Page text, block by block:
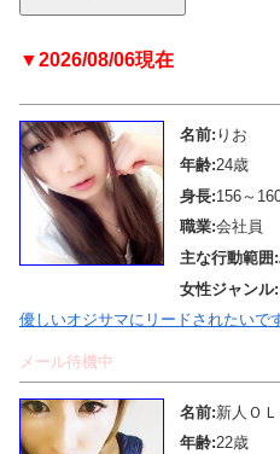
▼2026/08/06現在
名前: りお
年齢:24歳
身長:156～
職業:会社員
主な行動範囲:
女性ジャンル:
優しいオジサマにリードされたいで
メール待機中
名前:新人ＯＬ
年齢:22歳